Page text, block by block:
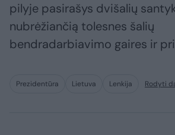
pilyje pasirašys dvišalių
nubrėžiančią tolesnes šalių
bendradarbiavimo gaires ir
Prezidentūra Lietuva Lenkija Rodyti